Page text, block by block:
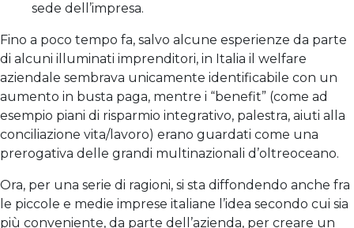
sede dell’impresa.
Fino a poco tempo fa, salvo alcune esperienze da parte
di alcuni illuminati imprenditori, in Italia il welfare
aziendale sembrava unicamente identificabile con un
aumento in busta paga, mentre i “benefit” (come ad
esempio piani di risparmio integrativo, palestra, aiuti alla
conciliazione vita/lavoro) erano guardati come una
prerogativa delle grandi multinazionali d’oltreoceano.
Ora, per una serie di ragioni, si sta diffondendo anche fra
le piccole e medie imprese italiane l’idea secondo cui sia
più conveniente, da parte dell’azienda, per creare un